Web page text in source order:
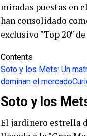
miradas puestas en
han consolidado
exclusivo "Top 20″
Contents
Soto y los Mets: Un
dominan el mercado
Soto y los
El jardinero estrella